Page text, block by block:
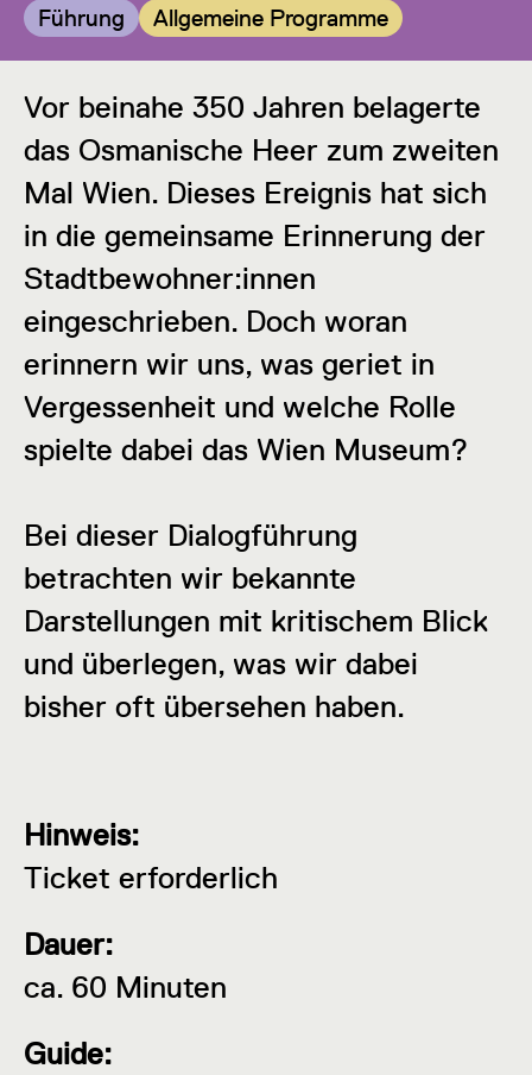
Kategorie:
Führung Kategorie:
Allgemeine Programme
Vor beinahe 350 Jahren belagerte
das Osmanische Heer zum zweiten
Mal Wien. Dieses Ereignis hat sich
in die gemeinsame Erinnerung der
Stadtbewohner:innen
eingeschrieben. Doch woran
erinnern wir uns, was geriet in
Vergessenheit und welche Rolle
spielte dabei das Wien Museum?
Bei dieser Dialogführung
betrachten wir bekannte
Darstellungen mit kritischem Blick
und überlegen, was wir dabei
bisher oft übersehen haben.
Hinweis:
Ticket erforderlich
Dauer:
ca. 60 Minuten
Guide: